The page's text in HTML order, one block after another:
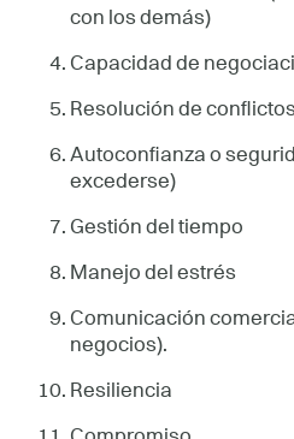
con los demás)
Capacidad de
Resolución de conflictos
Autoconfianza o
excederse)
Gestión del tiempo
Manejo del estrés
Comunicación
negocios).
Resiliencia